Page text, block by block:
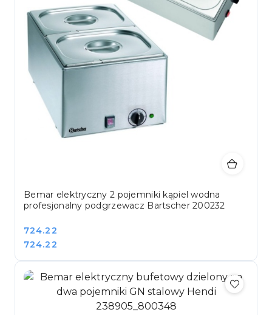
Bemar elektryczny 2 pojemniki kąpiel wodna
profesjonalny podgrzewacz Bartscher 200232
Cena:
724.22
Cena:
724.22